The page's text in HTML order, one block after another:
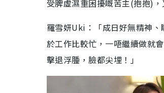
受脾虛濕重困擾嘅苦主(抱抱)
羅雪妍Uki：「成日好無精神
於工作比較忙，一唔繼續做就
擊退浮腫，臉都尖埋！」